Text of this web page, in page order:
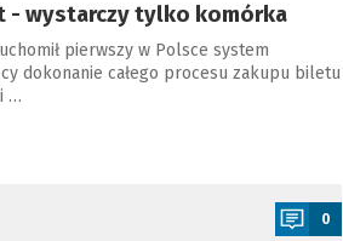
- wystarczy tylko komórka
pierwszy w Polsce system
dokonanie całego procesu zakupu biletu
…
0